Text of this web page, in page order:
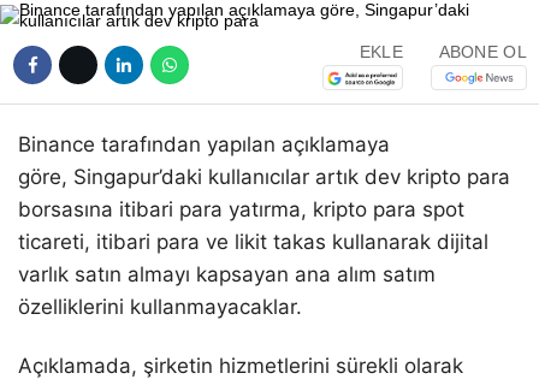
EKLE ABONE OL
Binance tarafından yapılan açıklamaya
göre, Singapur’daki kullanıcılar artık dev kripto para
borsasına itibari para yatırma, kripto para spot
ticareti, itibari para ve likit takas kullanarak dijital
varlık satın almayı kapsayan ana alım satım
özelliklerini kullanmayacaklar.
Açıklamada, şirketin hizmetlerini sürekli olarak